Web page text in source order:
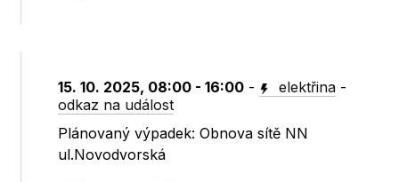
15. 10. 2025, 08:00 - 16:00 - elektřina -
odkaz na událost
Plánovaný výpadek: Obnova sítě NN
ul.Novodvorská